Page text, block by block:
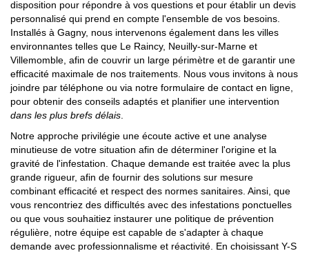
disposition pour répondre à vos questions et pour établir un devis
personnalisé qui prend en compte l'ensemble de vos besoins.
Installés à Gagny, nous intervenons également dans les villes
environnantes telles que Le Raincy, Neuilly-sur-Marne et
Villemomble, afin de couvrir un large périmètre et de garantir une
efficacité maximale de nos traitements. Nous vous invitons à nous
joindre par téléphone ou via notre formulaire de contact en ligne,
pour obtenir des conseils adaptés et planifier une intervention
dans les plus brefs délais.
Notre approche privilégie une écoute active et une analyse
minutieuse de votre situation afin de déterminer l'origine et la
gravité de l'infestation. Chaque demande est traitée avec la plus
grande rigueur, afin de fournir des solutions sur mesure
combinant efficacité et respect des normes sanitaires. Ainsi, que
vous rencontriez des difficultés avec des infestations ponctuelles
ou que vous souhaitiez instaurer une politique de prévention
régulière, notre équipe est capable de s'adapter à chaque
demande avec professionnalisme et réactivité. En choisissant Y-S